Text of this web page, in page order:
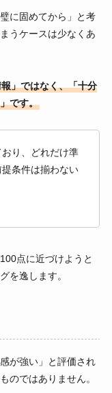
に固めてから」と考
うケースは少なくあ
」ではなく、「十分
です。
り、どれだけ準
条件は揃わない
点に近づけようと
を逸します。
が強い」と評価され
のではありません。